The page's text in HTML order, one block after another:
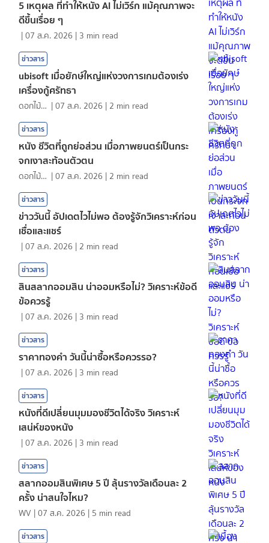
5 เหตุผล ที่ทำให้หนัง AI ไม่เวิร์ก แม้คุณภาพจะ
ดีขึ้นเรื่อย ๆ
|07 ส.ค. 2026 | 3 min read
ข่าวสาร
ubisoft เมื่อยักษ์ใหญ่แห่งวงการเกมต้องเร่ง
เครื่องกู้ศรัทธา
ดอกไม้กับสายน้ำ |07 ส.ค. 2026 | 2 min read
ข่าวสาร
หนัง ชีวิตที่ถูกย่อส่วน เมื่อภาพยนตร์เป็นกระ
จกเงาสะท้อนตัวตน
ดอกไม้กับสายน้ำ |07 ส.ค. 2026 | 2 min read
ข่าวสาร
ข่าววันนี้ อัปเดตไวไม่พอ ต้องรู้จักวิเคราะห์ก่อน
เชื่อและแชร์
|07 ส.ค. 2026 | 2 min read
ข่าวสาร
สินสลากออมสิน น่าออมหรือไม่? วิเคราะห์ข้อดี
ข้อควรรู้
|07 ส.ค. 2026 | 3 min read
ข่าวสาร
ราคาทองคํา วันนี้น่าซื้อหรือควรรอ?
|07 ส.ค. 2026 | 3 min read
ข่าวสาร
หนังที่ดีเปลี่ยนมุมมองชีวิตได้จริง วิเคราะห์
เสน่ห์ของหนัง
|07 ส.ค. 2026 | 3 min read
ข่าวสาร
สลากออมสินพิเศษ 5 ปี ลุ้นรางวัลเดือนละ 2
ครั้ง น่าสนใจไหม?
WV |07 ส.ค. 2026 | 5 min read
ข่าวสาร